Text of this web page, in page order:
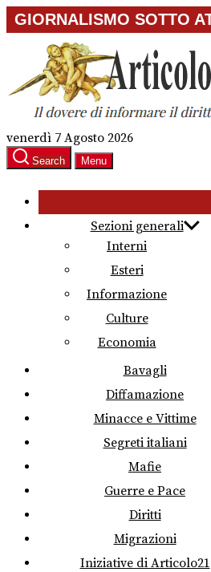
Skip
to
content
GIORNALISMO SOTTO
venerdì 7 Agosto 2026
Search Menu
Sezioni generali
Interni
Esteri
Informazione
Culture
Economia
Bavagli
Diffamazione
Minacce e Vittime
Segreti italiani
Mafie
Guerre e Pace
Diritti
Migrazioni
Iniziative di Articolo21